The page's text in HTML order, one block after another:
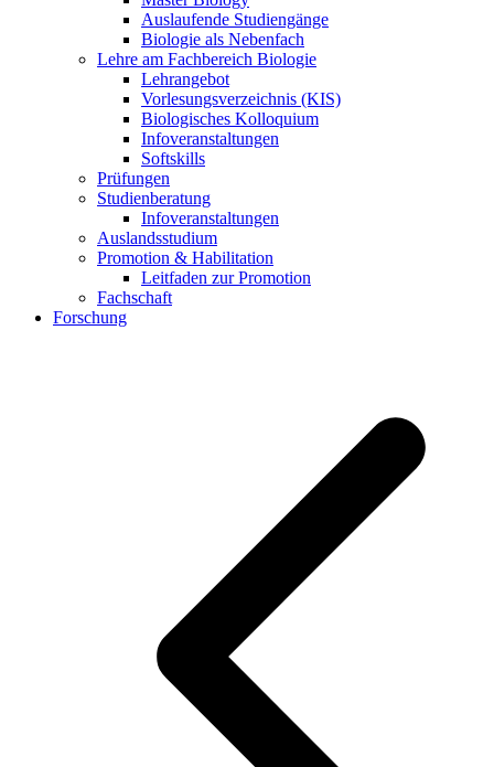
Auslaufende Studiengänge
Biologie als Nebenfach
Lehre am Fachbereich Biologie
Lehrangebot
Vorlesungsverzeichnis (KIS)
Biologisches Kolloquium
Infoveranstaltungen
Softskills
Prüfungen
Studienberatung
Infoveranstaltungen
Auslandsstudium
Promotion & Habilitation
Leitfaden zur Promotion
Fachschaft
Forschung